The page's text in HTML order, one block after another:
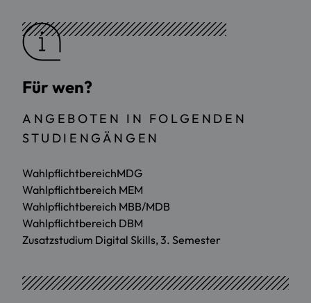
Für wen?
ANGEBOTEN IN FOLGENDEN
STUDIENGÄNGEN
WahlpflichtbereichMDG
Wahlpflichtbereich MEM
Wahlpflichtbereich MBB/MDB
Wahlpflichtbereich DBM
Zusatzstudium Digital Skills, 3. Semester